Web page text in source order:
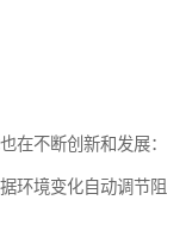
在不断创新和发展：
环境变化自动调节阻